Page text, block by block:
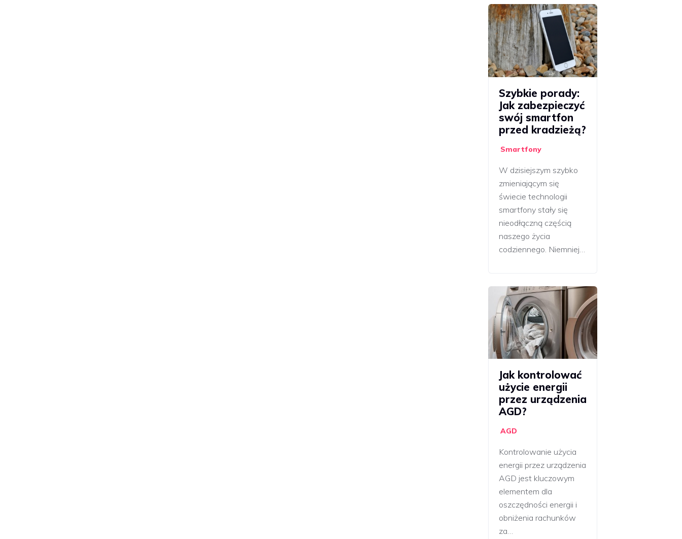
Szybkie porady:
Jak zabezpieczyć
swój smartfon
przed kradzieżą?
Smartfony
W dzisiejszym szybko
zmieniającym się
świecie technologii
smartfony stały się
nieodłączną częścią
naszego życia
codziennego. Niemniej…
Jak kontrolować
użycie energii
przez urządzenia
AGD?
AGD
Kontrolowanie użycia
energii przez urządzenia
AGD jest kluczowym
elementem dla
oszczędności energii i
obniżenia rachunków
za…